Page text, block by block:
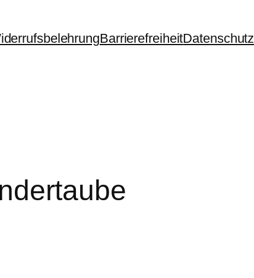
BarrierefreiheitDatenschutz